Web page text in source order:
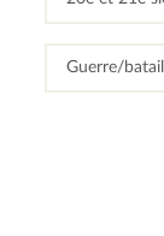
Guerre/